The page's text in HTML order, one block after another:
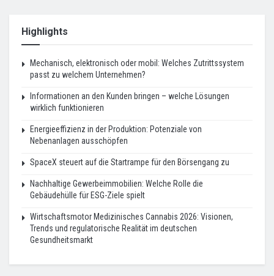
Highlights
Mechanisch, elektronisch oder mobil: Welches Zutrittssystem
passt zu welchem Unternehmen?
Informationen an den Kunden bringen – welche Lösungen
wirklich funktionieren
Energieeffizienz in der Produktion: Potenziale von
Nebenanlagen ausschöpfen
SpaceX steuert auf die Startrampe für den Börsengang zu
Nachhaltige Gewerbeimmobilien: Welche Rolle die
Gebäudehülle für ESG-Ziele spielt
Wirtschaftsmotor Medizinisches Cannabis 2026: Visionen,
Trends und regulatorische Realität im deutschen
Gesundheitsmarkt